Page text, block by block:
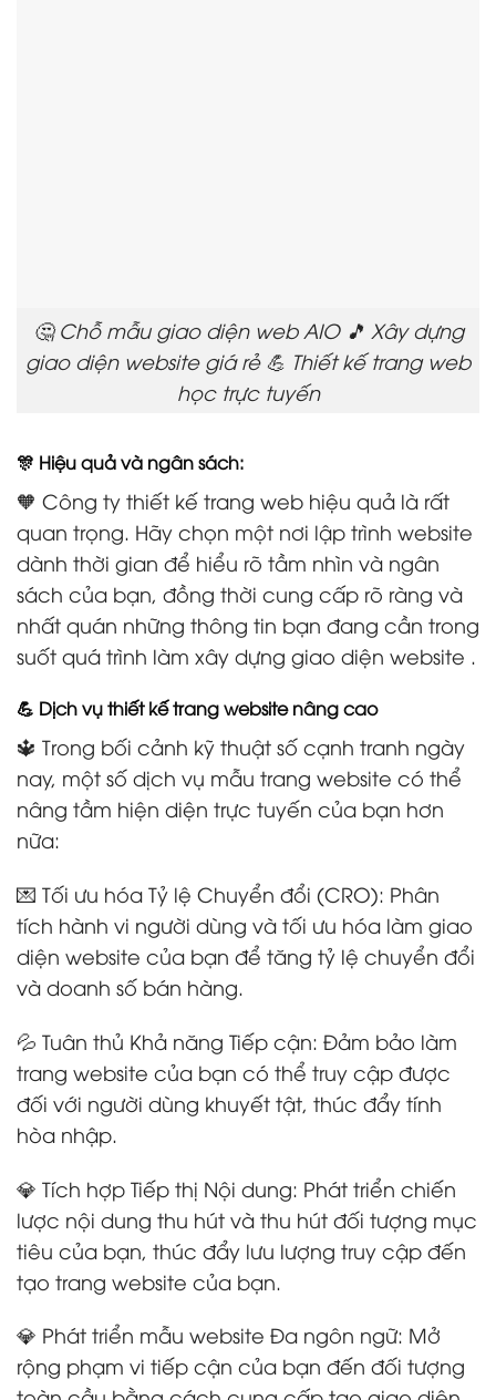
🤔 Chỗ mẫu giao diện web AIO 🎵 Xây dựng
giao diện website giá rẻ 💪 Thiết kế trang web
học trực tuyến
🎊 Hiệu quả và ngân sách:
🧡 Công ty thiết kế trang web hiệu quả là rất
quan trọng. Hãy chọn một nơi lập trình website
dành thời gian để hiểu rõ tầm nhìn và ngân
sách của bạn, đồng thời cung cấp rõ ràng và
nhất quán những thông tin bạn đang cần trong
suốt quá trình làm xây dựng giao diện website .
💪 Dịch vụ thiết kế trang website nâng cao
🔱 Trong bối cảnh kỹ thuật số cạnh tranh ngày
nay, một số dịch vụ mẫu trang website có thể
nâng tầm hiện diện trực tuyến của bạn hơn
nữa:
💌 Tối ưu hóa Tỷ lệ Chuyển đổi (CRO): Phân
tích hành vi người dùng và tối ưu hóa làm giao
diện website của bạn để tăng tỷ lệ chuyển đổi
và doanh số bán hàng.
💦 Tuân thủ Khả năng Tiếp cận: Đảm bảo làm
trang website của bạn có thể truy cập được
đối với người dùng khuyết tật, thúc đẩy tính
hòa nhập.
💎 Tích hợp Tiếp thị Nội dung: Phát triển chiến
lược nội dung thu hút và thu hút đối tượng mục
tiêu của bạn, thúc đẩy lưu lượng truy cập đến
tạo trang website của bạn.
💎 Phát triển mẫu website Đa ngôn ngữ: Mở
rộng phạm vi tiếp cận của bạn đến đối tượng